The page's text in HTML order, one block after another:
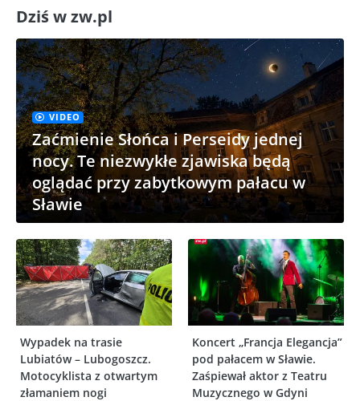
Dziś w zw.pl
VIDEO
Zaćmienie Słońca i Perseidy jednej
nocy. Te niezwykłe zjawiska będą
oglądać przy zabytkowym pałacu w
Sławie
Wypadek na trasie
Lubiatów – Lubogoszcz.
Motocyklista z otwartym
złamaniem nogi
Koncert „Francja Elegancja”
pod pałacem w Sławie.
Zaśpiewał aktor z Teatru
Muzycznego w Gdyni